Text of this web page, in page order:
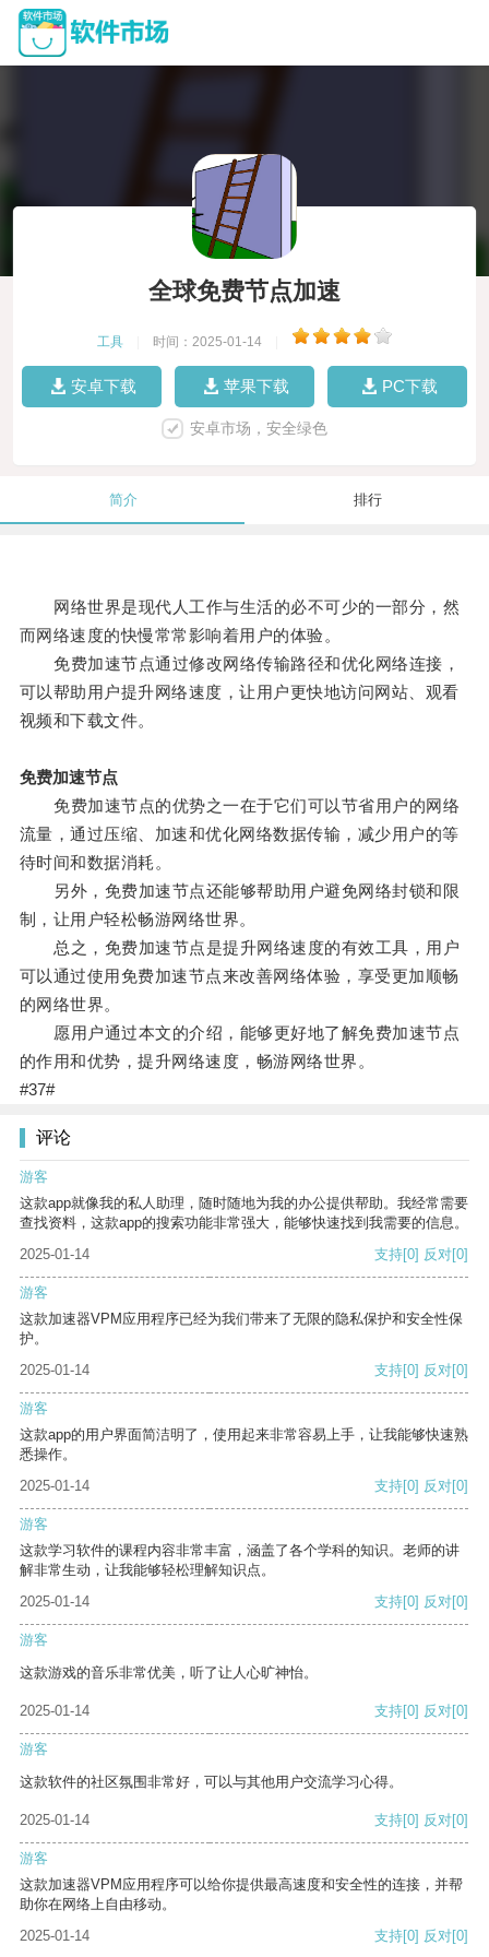
全球免费节点加速
工具 时间：2025-01-14
安卓下载 苹果下载 PC下载
安卓市场，安全绿色
简介 排行
网络世界是现代人工作与生活的必不可少的一部分，然
而网络速度的快慢常常影响着用户的体验。
免费加速节点通过修改网络传输路径和优化网络连接，
可以帮助用户提升网络速度，让用户更快地访问网站、观看
视频和下载文件。
免费加速节点
免费加速节点的优势之一在于它们可以节省用户的网络
流量，通过压缩、加速和优化网络数据传输，减少用户的等
待时间和数据消耗。
另外，免费加速节点还能够帮助用户避免网络封锁和限
制，让用户轻松畅游网络世界。
总之，免费加速节点是提升网络速度的有效工具，用户
可以通过使用免费加速节点来改善网络体验，享受更加顺畅
的网络世界。
愿用户通过本文的介绍，能够更好地了解免费加速节点
的作用和优势，提升网络速度，畅游网络世界。
#37#
评论
游客
这款app就像我的私人助理，随时随地为我的办公提供帮助。我经常需要
查找资料，这款app的搜索功能非常强大，能够快速找到我需要的信息。
2025-01-14
支持[0] 反对[0]
游客
这款加速器VPM应用程序已经为我们带来了无限的隐私保护和安全性保
护。
2025-01-14
支持[0] 反对[0]
游客
这款app的用户界面简洁明了，使用起来非常容易上手，让我能够快速熟
悉操作。
2025-01-14
支持[0] 反对[0]
游客
这款学习软件的课程内容非常丰富，涵盖了各个学科的知识。老师的讲
解非常生动，让我能够轻松理解知识点。
2025-01-14
支持[0] 反对[0]
游客
这款游戏的音乐非常优美，听了让人心旷神怡。
2025-01-14 支持[0] 反对[0]
游客
这款软件的社区氛围非常好，可以与其他用户交流学习心得。
2025-01-14 支持[0] 反对[0]
游客
这款加速器VPM应用程序可以给你提供最高速度和安全性的连接，并帮
助你在网络上自由移动。
2025-01-14
支持[0] 反对[0]